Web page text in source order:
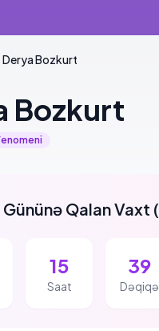
DeryaBozkurt
Bozkurt
Qalan Vaxt (
15
Saat
39
Dəqiqə